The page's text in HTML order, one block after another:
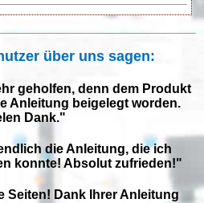
über uns sagen:
geholfen, denn dem Produkt
Anleitung beigelegt worden.
Dank."
die Anleitung, die ich
konnte! Absolut zufrieden!"
Seiten! Dank Ihrer Anleitung